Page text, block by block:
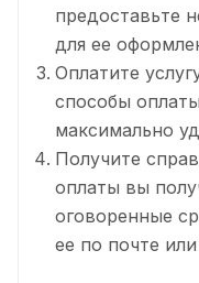
предоставьте
для ее
Оплатите
способы
максимально
Получите
оплаты вы
оговоренные
ее по почте